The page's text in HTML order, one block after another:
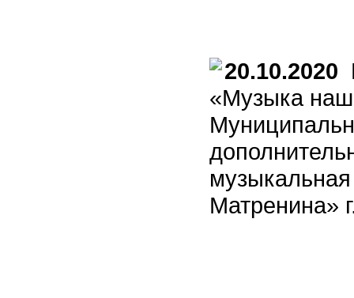
20.10.2020
«Музыка
Матренина»